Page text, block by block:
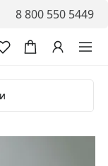
8 800 550 5449